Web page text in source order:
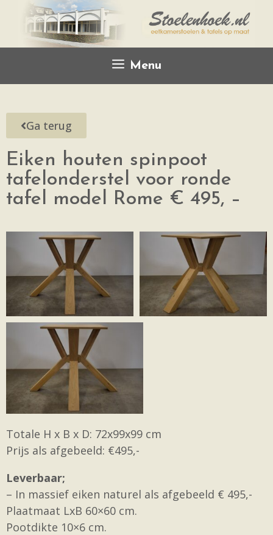
Menu
Ga terug
Eiken houten spinpoot
tafelonderstel voor ronde
tafel model Rome € 495, –
Totale H x B x D: 72x99x99 cm
Prijs als afgebeeld: €495,-
Leverbaar;
– In massief eiken naturel als afgebeeld € 495,-
Plaatmaat LxB 60×60 cm.
Pootdikte 10×6 cm.